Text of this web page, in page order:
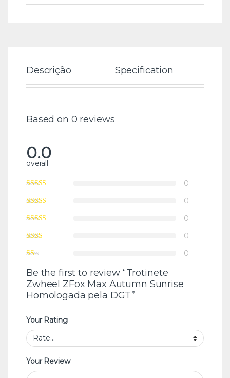
Descrição Specification
Based on 0 reviews
0.0
overall
0
0
0
0
0
Be the first to review “Trotinete
Zwheel ZFox Max Autumn Sunrise
Homologada pela DGT”
Your Rating
Your Review